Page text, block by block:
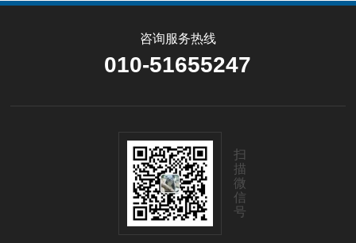
咨询服务热线
010-51655247
扫
描
微
信
号